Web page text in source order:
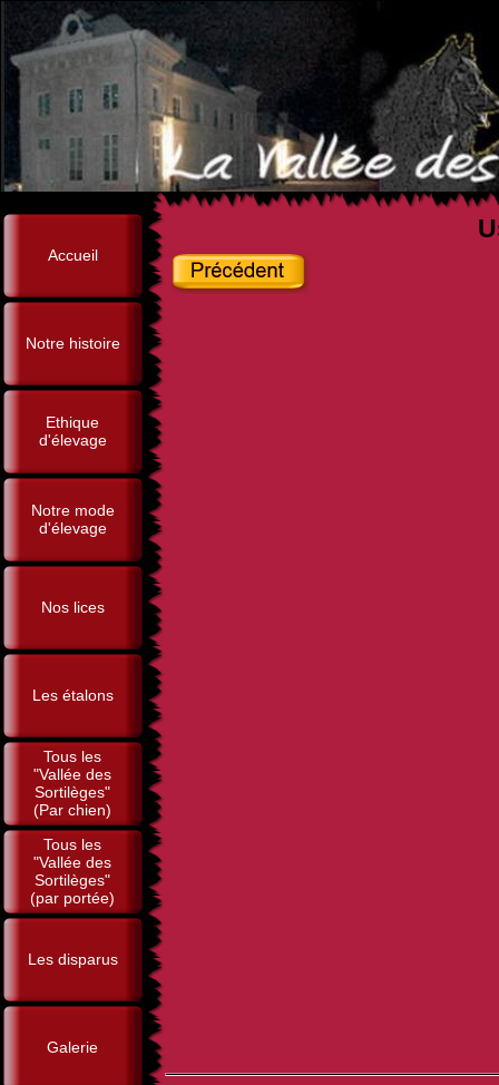
Accueil
Notre histoire
Ethique
d'élevage
Notre mode
d'élevage
Nos lices
Les étalons
Tous les
"Vallée des
Sortilèges"
(Par chien)
Tous les
"Vallée des
Sortilèges"
(par portée)
Les disparus
Galerie